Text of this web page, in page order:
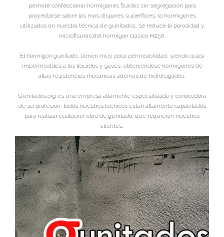
permite confeccionar hormigones fluidos sin segregación para
proyectarse sobre las mas dispares superficies, lo hormigones
utilizados en nuestra técnica de gunitados, se reduce la porosidad y
microfisuras del hórmigon clasico H250.
El hórmigon gunitado, tienen muy poca permeabilidad, siendo quasi
impermeables a los líquidos y gases, obteniéndose hormigones de
altas resistencias mecánicas ademas de hidrofugados.
Gunitados.org es una empresa altamente especializada y conocedora
de su profesión, todos nuestros técnicos estan altamente capacitados
para realizar cualquier obra de gunitado, que requieran nuestros
clientes.